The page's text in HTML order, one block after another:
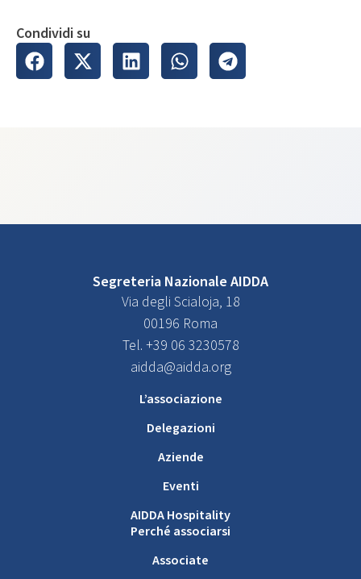
Condividi su
Segreteria Nazionale AIDDA
Via degli Scialoja, 18
00196 Roma
Tel. +39 06 3230578
aidda@aidda.org
L’associazione
Delegazioni
Aziende
Eventi
AIDDA Hospitality
Perché associarsi
Associate